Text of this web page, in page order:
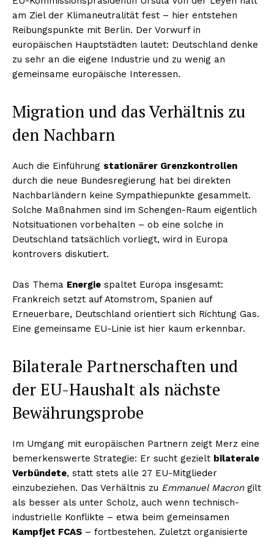
am Ziel der Klimaneutralität fest – hier entstehen
Reibungspunkte mit Berlin. Der Vorwurf in
europäischen Hauptstädten lautet: Deutschland denke
zu sehr an die eigene Industrie und zu wenig an
gemeinsame europäische Interessen.
Migration und das Verhältnis zu
den Nachbarn
Auch die Einführung stationärer Grenzkontrollen
durch die neue Bundesregierung hat bei direkten
Nachbarländern keine Sympathiepunkte gesammelt.
Solche Maßnahmen sind im Schengen-Raum eigentlich
Notsituationen vorbehalten – ob eine solche in
Deutschland tatsächlich vorliegt, wird in Europa
kontrovers diskutiert.
Das Thema Energie spaltet Europa insgesamt:
Frankreich setzt auf Atomstrom, Spanien auf
Erneuerbare, Deutschland orientiert sich Richtung Gas.
Eine gemeinsame EU-Linie ist hier kaum erkennbar.
Bilaterale Partnerschaften und
der EU-Haushalt als nächste
Bewährungsprobe
Im Umgang mit europäischen Partnern zeigt Merz eine
bemerkenswerte Strategie: Er sucht gezielt bilaterale
Verbündete, statt stets alle 27 EU-Mitglieder
einzubeziehen. Das Verhältnis zu Emmanuel Macrongilt
als besser als unter Scholz, auch wenn technisch-
industrielle Konflikte – etwa beim gemeinsamen
Kampfjet FCAS – fortbestehen. Zuletzt organisierte